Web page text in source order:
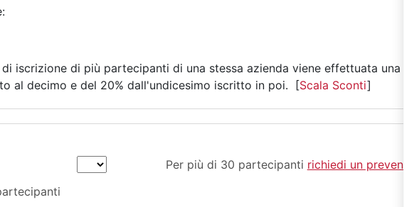
iscrizione di più partecipanti di una stessa azienda viene effettuata una
al decimo e del 20% dall'undicesimo iscritto in poi. [Scala Sconti]
Per più di 30 partecipanti richiedi un preventivo